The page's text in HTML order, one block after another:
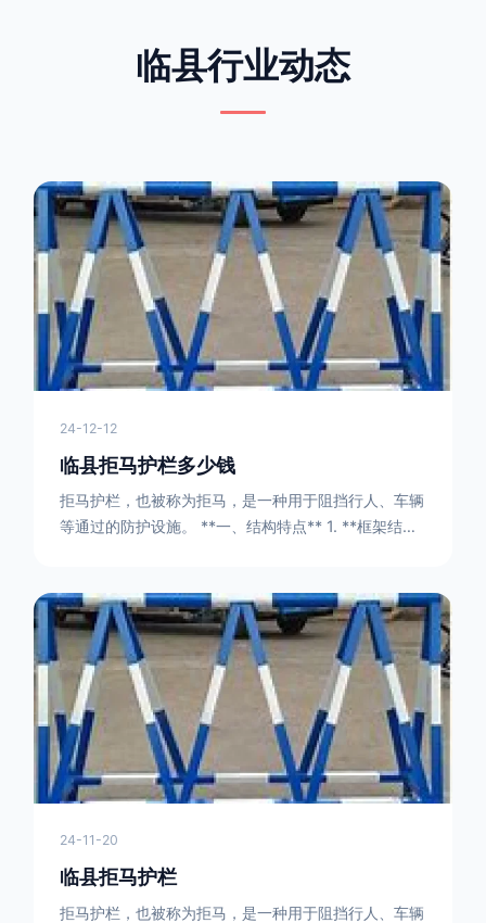
临县行业动态
24-12-12
临县拒马护栏多少钱
拒马护栏，也被称为拒马，是一种用于阻挡行人、车辆
等通过的防护设施。 **一、结构特点** 1. **框架结构
方形的框架组合。这些框架相互连接，形成一个稳定的
结构，能够承受一定的冲击力。例如，在一些临时交通
管制的现场，三角形框架的拒马护栏可以很方便地拼接
在一起，像一个个小的三角锥形状的结构单
24-11-20
临县拒马护栏
拒马护栏，也被称为拒马，是一种用于阻挡行人、车辆